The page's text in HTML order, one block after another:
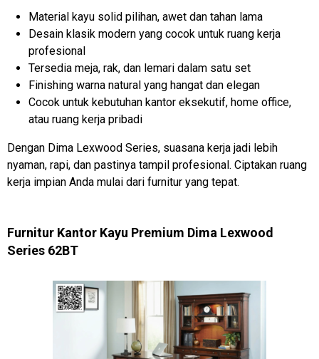
Material kayu solid pilihan, awet dan tahan lama
Desain klasik modern yang cocok untuk ruang kerja
profesional
Tersedia meja, rak, dan lemari dalam satu set
Finishing warna natural yang hangat dan elegan
Cocok untuk kebutuhan kantor eksekutif, home office,
atau ruang kerja pribadi
Dengan Dima Lexwood Series, suasana kerja jadi lebih
nyaman, rapi, dan pastinya tampil profesional. Ciptakan ruang
kerja impian Anda mulai dari furnitur yang tepat.
Furnitur Kantor Kayu Premium Dima Lexwood
Series 62BT